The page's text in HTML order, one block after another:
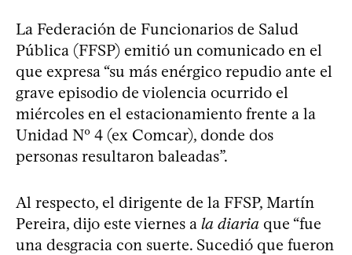
La Federación de Funcionarios de Salud
Pública (FFSP) emitió un comunicado en el
que expresa “su más enérgico repudio ante el
grave episodio de violencia ocurrido el
miércoles en el estacionamiento frente a la
Unidad Nº 4 (ex Comcar), donde dos
personas resultaron baleadas”.
Al respecto, el dirigente de la FFSP, Martín
Pereira, dijo este viernes a la diaria que “fue
una desgracia con suerte. Sucedió que fueron